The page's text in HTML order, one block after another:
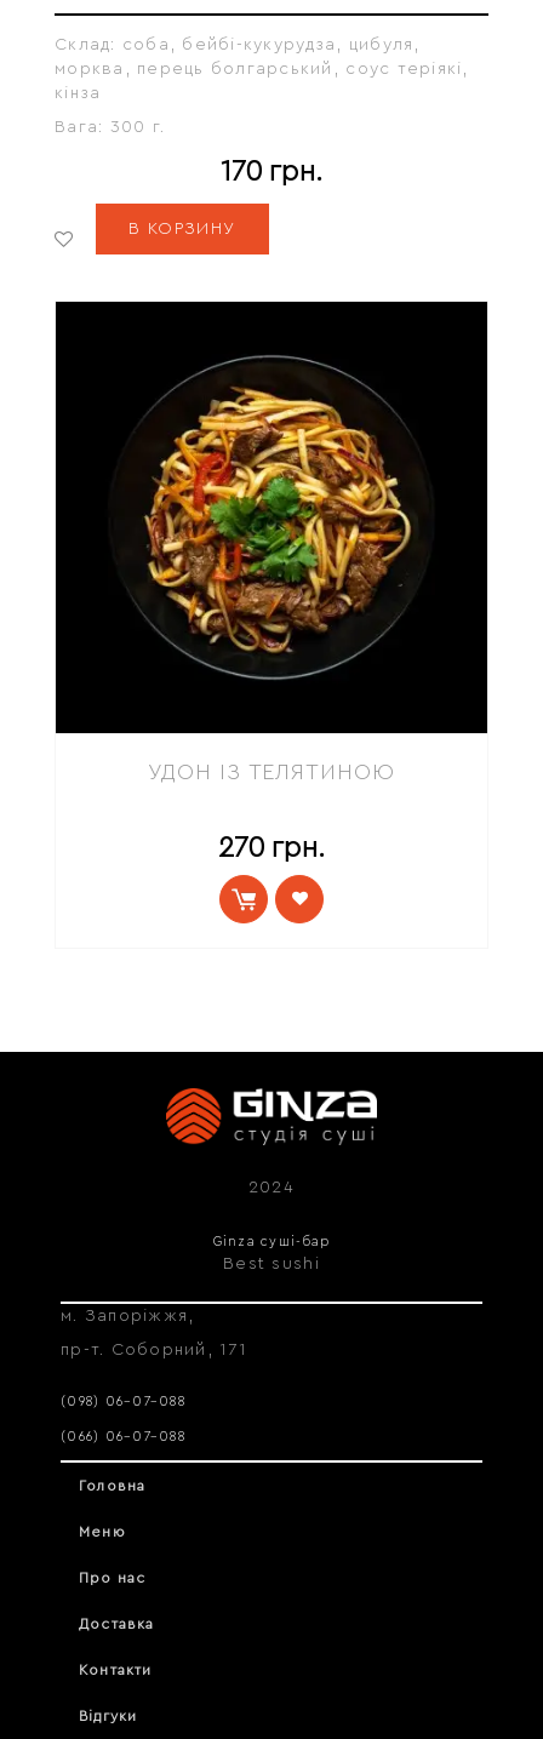
Склад:
соба, бейбі-кукурудза, цибуля,
морква, перець болгарський, соус теріякі,
кінза
Вага:
300 г.
170 грн.
В КОРЗИНУ
УДОН ІЗ ТЕЛЯТИНОЮ
270 грн.
2024
Ginza суші-бар
Best sushi
м. Запоріжжя,
пр-т. Соборний, 171
(098) 06–07–088
(066) 06–07–088
Головна
Меню
Про нас
Доставка
Контакти
Відгуки